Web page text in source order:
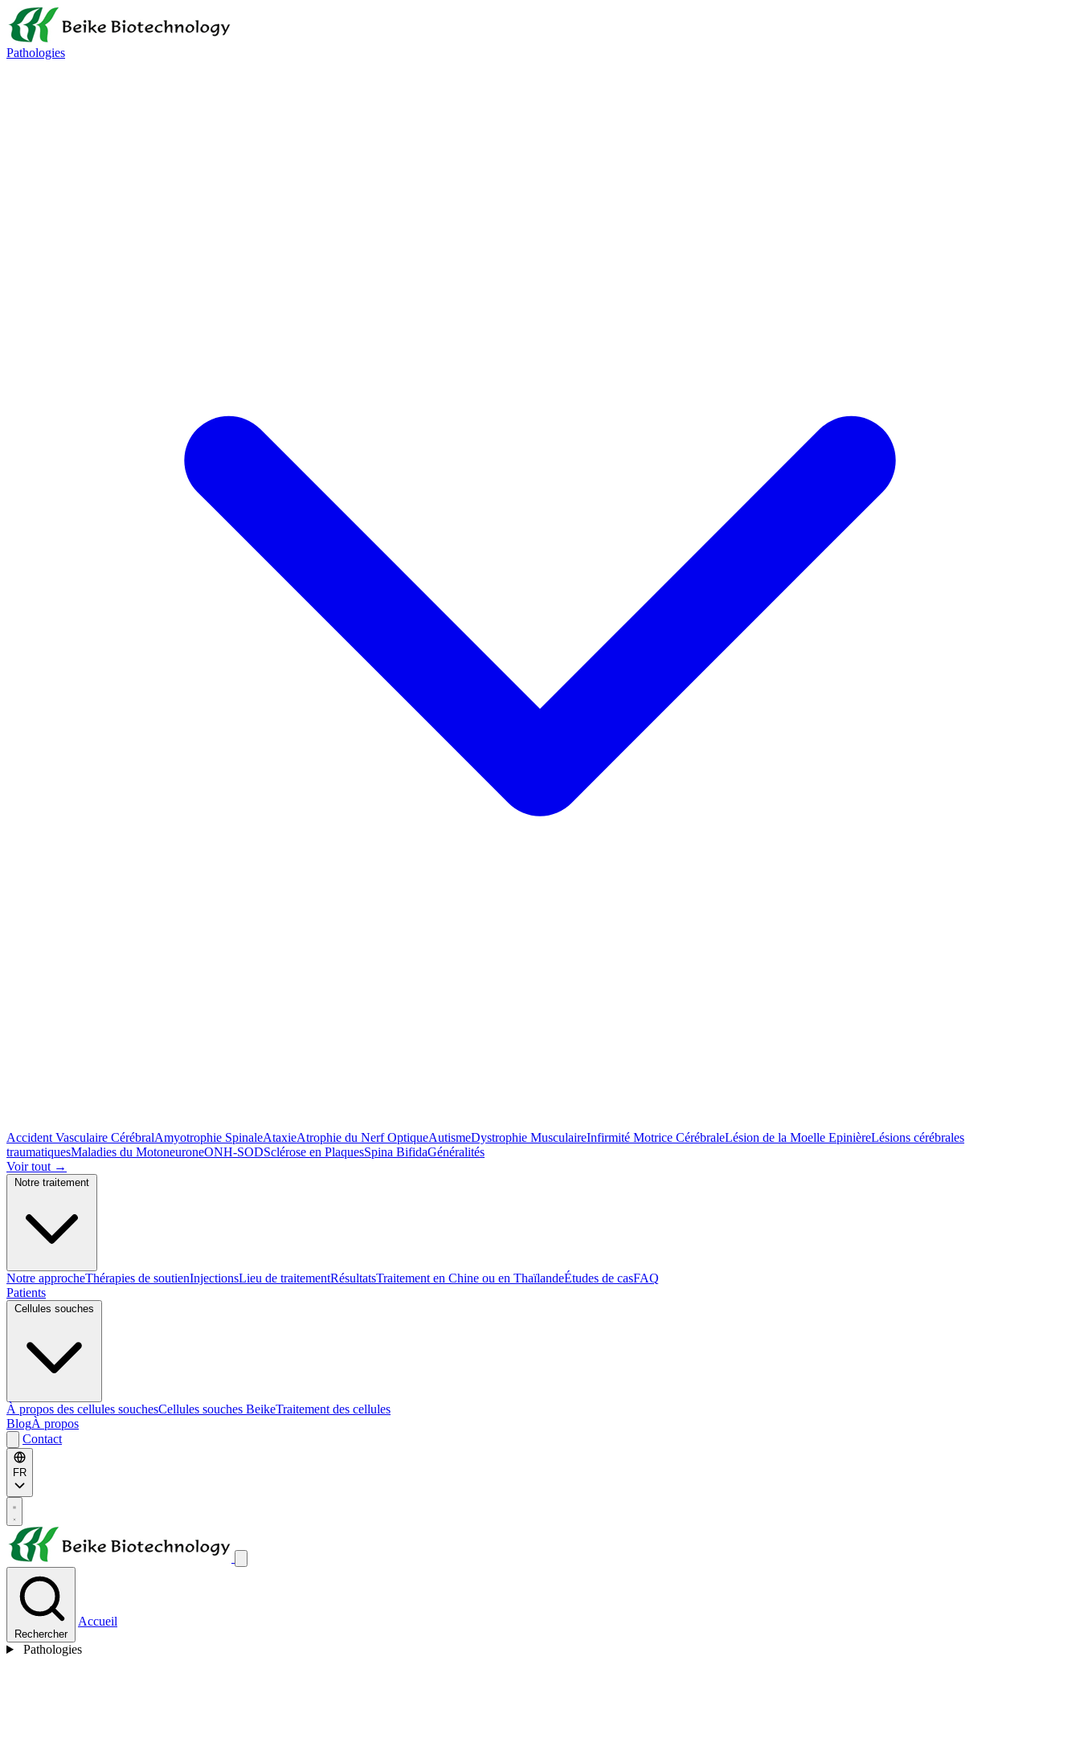
Pathologies
Accident Vasculaire CérébralAmyotrophie SpinaleAtaxieAtrophie du Nerf OptiqueAutismeDystrophie MusculaireInfirmité Motrice CérébraleLésion de la Moelle EpinièreLésions cérébrales
traumatiquesMaladies du MotoneuroneONH-SODSclérose en PlaquesSpina BifidaGénéralités
Voir tout →
Notre approcheThérapies de soutienInjectionsLieu de traitementRésultatsTraitement en Chine ou en ThaïlandeÉtudes de casFAQ
Patients
À propos des cellules souchesCellules souches BeikeTraitement des cellules
BlogÀ propos
Contact
FR
Rechercher
Accueil
Pathologies